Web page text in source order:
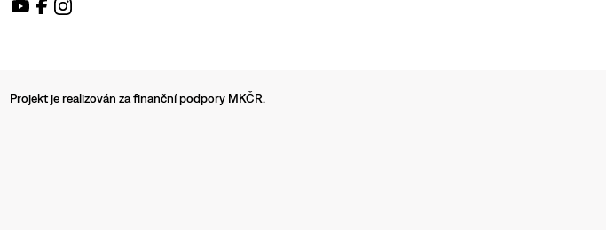
Projekt je realizován za finanční podpory MKČR.